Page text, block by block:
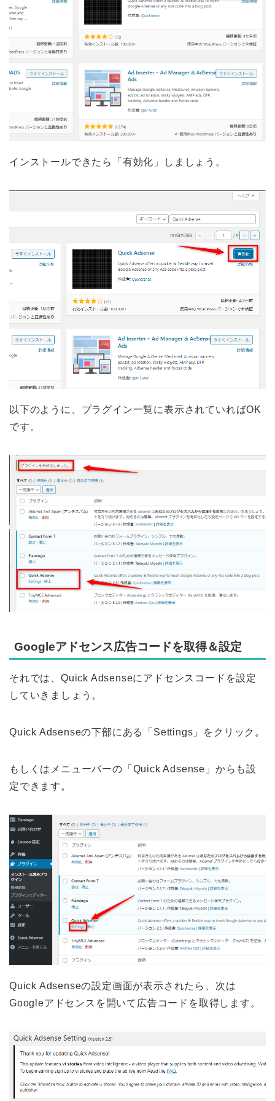
インストールできたら「有効化」しましょう。
以下のように、プラグイン一覧に表示されていればOK
です。
Googleアドセンス広告コードを取得＆設定
それでは、Quick Adsenseにアドセンスコードを設定
していきましょう。
Quick Adsenseの下部にある「Settings」をクリック。
もしくはメニューバーの「Quick Adsense」からも設
定できます。
Quick Adsenseの設定画面が表示されたら、次は
Googleアドセンスを開いて広告コードを取得します。